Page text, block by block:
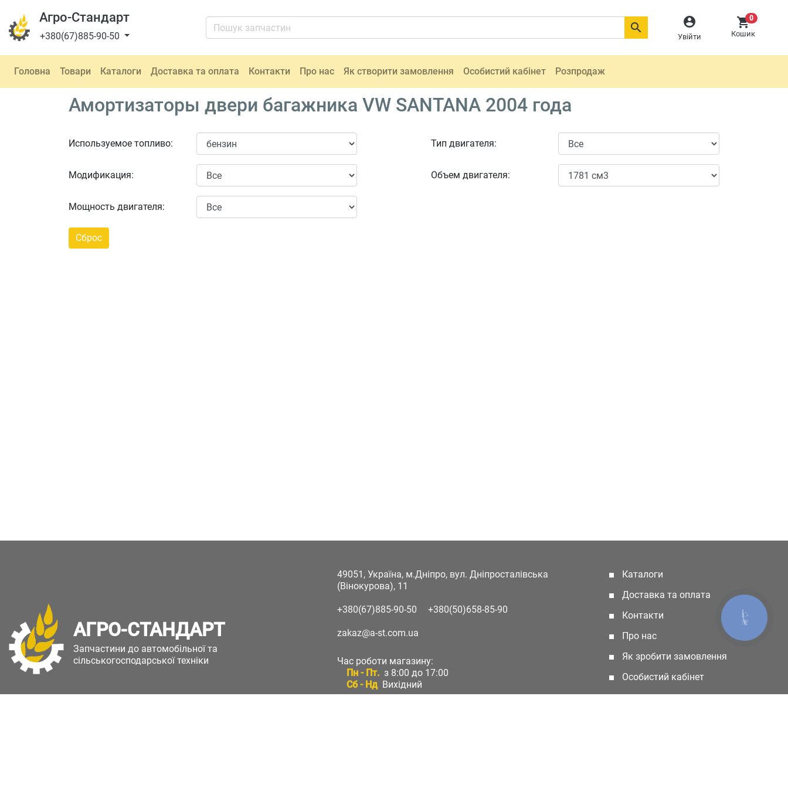
Агро-Стандарт
+380(67)885-90-50

Увійти
0
Кошик

Головна Товари Каталоги Доставка та оплата Контакти Про нас Як створити замовлення Особистий кабінет Розпродаж
Амортизаторы двери багажника VW SANTANA 2004 года
Используемое топливо:
Модификация:
Мощность двигателя:
Тип двигателя:
Объем двигателя:
АГРО-СТАНДАРТ
Запчастини до автомобільної та
сільськогосподарської техніки
49051, Україна, м.Дніпро, вул. Дніпросталівська
(Вінокурова), 11
+380(67)885-90-50 +380(50)658-85-90
zakaz@a-st.com.ua
Час роботи магазину:
Пн - Пт. з 8:00 до 17:00
Сб - Нд Вихідний
Каталоги
Доставка та оплата
Контакти
Про нас
Як зробити замовлення
Особистий кабінет
КНОПКА
ЗВ'ЯЗКУ